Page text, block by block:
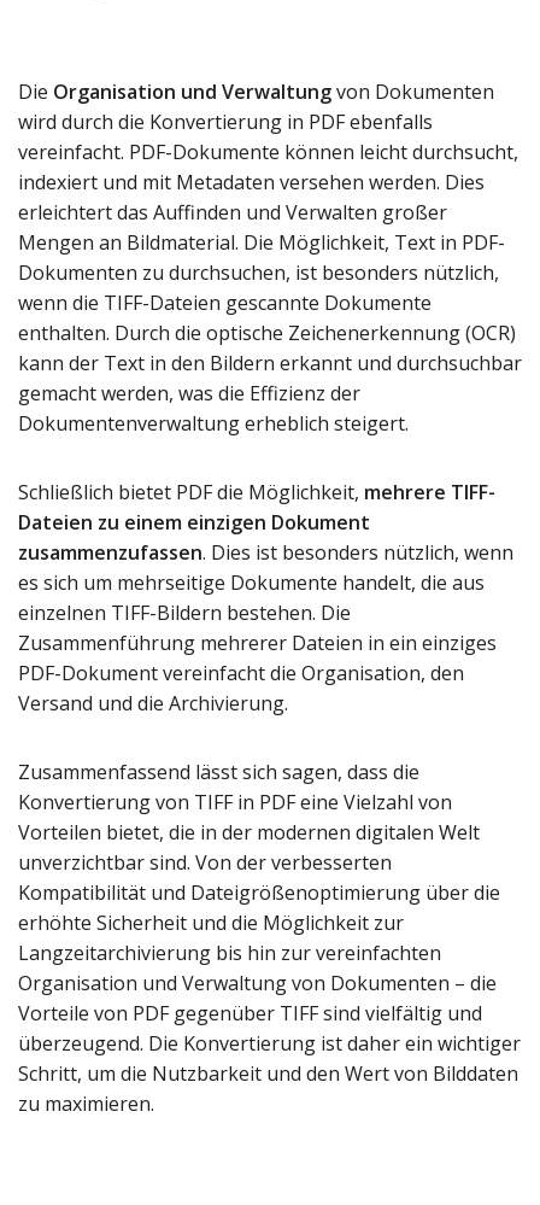
Die Organisation und Verwaltungvon Dokumenten
wird durch die Konvertierung in PDF ebenfalls
vereinfacht. PDF-Dokumente können leicht durchsucht,
indexiert und mit Metadaten versehen werden. Dies
erleichtert das Auffinden und Verwalten großer
Mengen an Bildmaterial. Die Möglichkeit, Text in PDF-
Dokumenten zu durchsuchen, ist besonders nützlich,
wenn die TIFF-Dateien gescannte Dokumente
enthalten. Durch die optische Zeichenerkennung (OCR)
kann der Text in den Bildern erkannt und durchsuchbar
gemacht werden, was die Effizienz der
Dokumentenverwaltung erheblich steigert.
Schließlich bietet PDF die Möglichkeit, mehrere TIFF-
Dateien zu einem einzigen Dokument
zusammenzufassen. Dies ist besonders nützlich, wenn
es sich um mehrseitige Dokumente handelt, die aus
einzelnen TIFF-Bildern bestehen. Die
Zusammenführung mehrerer Dateien in ein einziges
PDF-Dokument vereinfacht die Organisation, den
Versand und die Archivierung.
Zusammenfassend lässt sich sagen, dass die
Konvertierung von TIFF in PDF eine Vielzahl von
Vorteilen bietet, die in der modernen digitalen Welt
unverzichtbar sind. Von der verbesserten
Kompatibilität und Dateigrößenoptimierung über die
erhöhte Sicherheit und die Möglichkeit zur
Langzeitarchivierung bis hin zur vereinfachten
Organisation und Verwaltung von Dokumenten – die
Vorteile von PDF gegenüber TIFF sind vielfältig und
überzeugend. Die Konvertierung ist daher ein wichtiger
Schritt, um die Nutzbarkeit und den Wert von Bilddaten
zu maximieren.